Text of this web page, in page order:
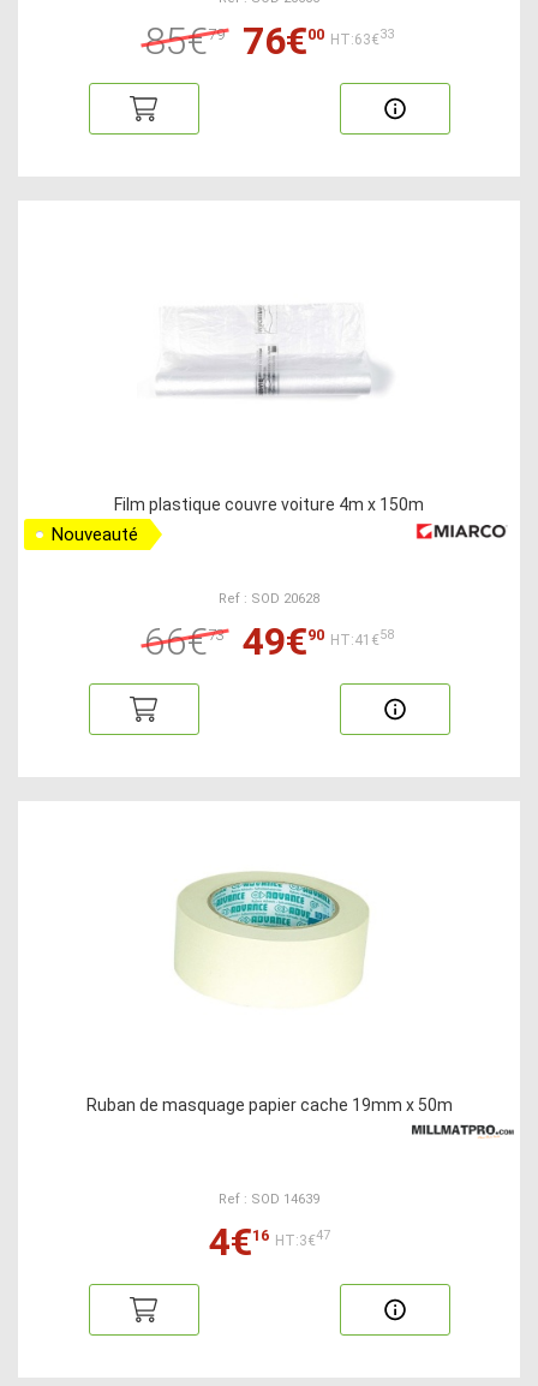
85€79 76€00 HT:63€33
Film plastique couvre voiture 4m x 150m
Nouveauté
Ref : SOD 20628
66€73 49€90 HT:41€58
Ruban de masquage papier cache 19mm x 50m
Ref : SOD 14639
4€16 HT:3€47